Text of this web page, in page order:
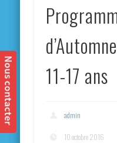
11-17 ans
admin
10 octobre 2016